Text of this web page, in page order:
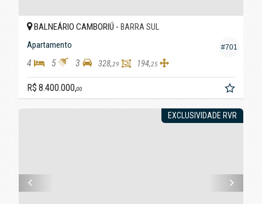
#701
BALNEÁRIO CAMBORIÚ - BARRA SUL
Apartamento
4 5 3 328,29 194,25
R$ 8.400.000,00
EXCLUSIVIDADE RVR